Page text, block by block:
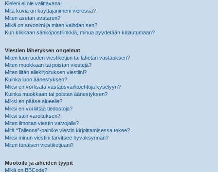
Kieleni ei ole valittavana!
Mitä kuvia on käyttäjänimeni vieressä?
Miten asetan avataren?
Mikä on arvonimi ja miten vaihdan sen?
Kun klikkaan sähköpostilinkkiä, minua pyydetään kirjautumaan?
Viestien lähetyksen ongelmat
Miten luon uuden viestiketjun tai lähetän vastauksen?
Miten muokkaan tai poistan viestejä?
Miten liitän allekirjoituksen viestiini?
Kuinka luon äänestyksen?
Miksi en voi lisätä vastausvaihtoehtoja kyselyyn?
Kuinka muokkaan tai poistan äänestyksen?
Miksi en pääse alueelle?
Miksi en voi liittää tiedostoja?
Miksi sain varoituksen?
Miten ilmoitan viestin valvojalle?
Mitä “Tallenna”-painike viestin kirjoittamisessa tekee?
Miksi minun viestini tarvitsee hyväksynnän?
Miten tönäisen viestiketjuani?
Muotoilu ja aiheiden tyypit
Mikä on BBCode?